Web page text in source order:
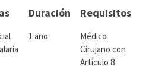
Duración Requisitos
1 año
Médico
Cirujano con
Artículo 8